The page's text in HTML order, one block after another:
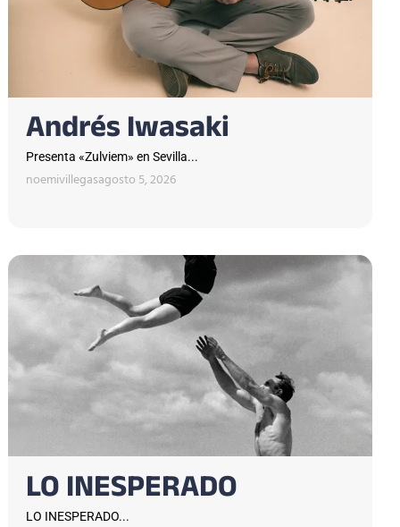
Andrés Iwasaki
Presenta «Zulviem» en Sevilla...
noemivillegasagosto 5, 2026
LO INESPERADO
LO INESPERADO...